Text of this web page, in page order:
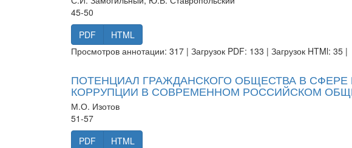
45-50
PDF
HTML
Просмотров аннотации: 317 | Загрузок PDF: 133 | Загрузок HTMl: 35 |
ПОТЕНЦИАЛ ГРАЖДАНСКОГО ОБЩЕСТВА В
КОРРУПЦИИ В СОВРЕМЕННОМ РОССИЙСКОМ
М.О. Изотов
51-57
PDF
HTML